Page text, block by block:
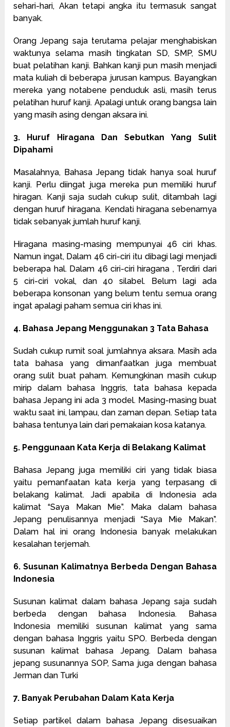
sehari-hari, Akan tetapi angka itu termasuk sangat
banyak.
Orang Jepang saja terutama pelajar menghabiskan
waktunya selama masih tingkatan SD, SMP, SMU
buat pelatihan kanji. Bahkan kanji pun masih menjadi
mata kuliah di beberapa jurusan kampus. Bayangkan
mereka yang notabene penduduk asli, masih terus
pelatihan huruf kanji. Apalagi untuk orang bangsa lain
yang masih asing dengan aksara ini.
3. Huruf Hiragana Dan Sebutkan Yang Sulit
Dipahami
Masalahnya, Bahasa Jepang tidak hanya soal huruf
kanji. Perlu diingat juga mereka pun memiliki huruf
hiragan. Kanji saja sudah cukup sulit, ditambah lagi
dengan huruf hiragana. Kendati hiragana sebenarnya
tidak sebanyak jumlah huruf kanji.
Hiragana masing-masing mempunyai 46 ciri khas.
Namun ingat, Dalam 46 ciri-ciri itu dibagi lagi menjadi
beberapa hal. Dalam 46 ciri-ciri hiragana , Terdiri dari
5 ciri-ciri vokal, dan 40 silabel. Belum lagi ada
beberapa konsonan yang belum tentu semua orang
ingat apalagi paham semua ciri khas ini.
4. Bahasa Jepang Menggunakan 3 Tata Bahasa
Sudah cukup rumit soal jumlahnya aksara. Masih ada
tata bahasa yang dimanfaatkan juga membuat
orang sulit buat paham. Kemungkinan masih cukup
mirip dalam bahasa Inggris, tata bahasa kepada
bahasa Jepang ini ada 3 model. Masing-masing buat
waktu saat ini, lampau, dan zaman depan. Setiap tata
bahasa tentunya lain dari pemakaian kosa katanya.
5. Penggunaan Kata Kerja di Belakang Kalimat
Bahasa Jepang juga memiliki ciri yang tidak biasa
yaitu pemanfaatan kata kerja yang terpasang di
belakang kalimat. Jadi apabila di Indonesia ada
kalimat “Saya Makan Mie”. Maka dalam bahasa
Jepang penulisannya menjadi “Saya Mie Makan”.
Dalam hal ini orang Indonesia banyak melakukan
kesalahan terjemah.
6. Susunan Kalimatnya Berbeda Dengan Bahasa
Indonesia
Susunan kalimat dalam bahasa Jepang saja sudah
berbeda dengan bahasa Indonesia. Bahasa
Indonesia memiliki susunan kalimat yang sama
dengan bahasa Inggris yaitu SPO. Berbeda dengan
susunan kalimat bahasa Jepang. Dalam bahasa
jepang susunannya SOP, Sama juga dengan bahasa
Jerman dan Turki
7. Banyak Perubahan Dalam Kata Kerja
Setiap partikel dalam bahasa Jepang disesuaikan